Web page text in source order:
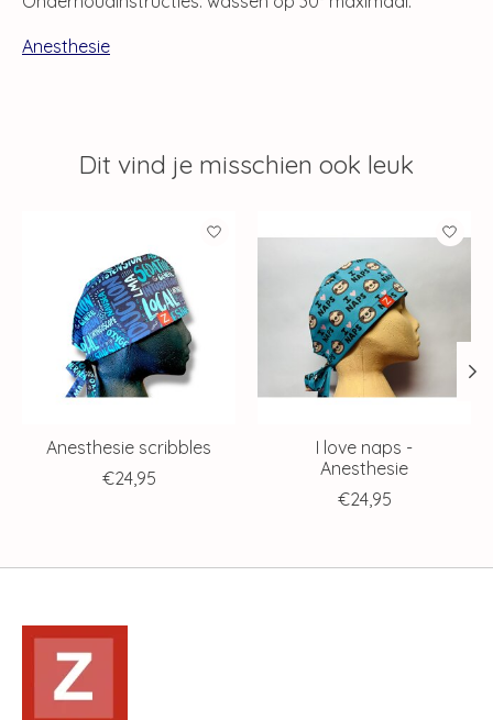
Anesthesie
Dit vind je misschien ook leuk
Items van productcarrousel
Anesthesie scribbles
€24,95
I love naps -
Anesthesie
€24,95